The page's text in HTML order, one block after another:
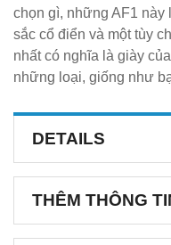
chọn gì, những AF1 này
sắc cổ điển và một tùy
nhất có nghĩa là giày
những loại, giống như
DETAILS
THÊM THÔNG